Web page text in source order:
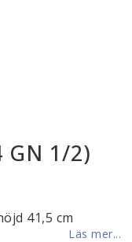
GN 1/2)
41,5 cm
Läs mer...